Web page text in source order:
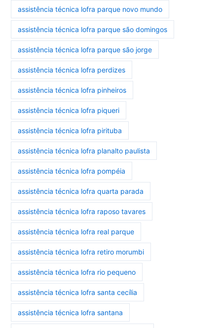
assistência técnica lofra parque novo mundo
assistência técnica lofra parque são domingos
assistência técnica lofra parque são jorge
assistência técnica lofra perdizes
assistência técnica lofra pinheiros
assistência técnica lofra piqueri
assistência técnica lofra pirituba
assistência técnica lofra planalto paulista
assistência técnica lofra pompéia
assistência técnica lofra quarta parada
assistência técnica lofra raposo tavares
assistência técnica lofra real parque
assistência técnica lofra retiro morumbi
assistência técnica lofra rio pequeno
assistência técnica lofra santa cecília
assistência técnica lofra santana